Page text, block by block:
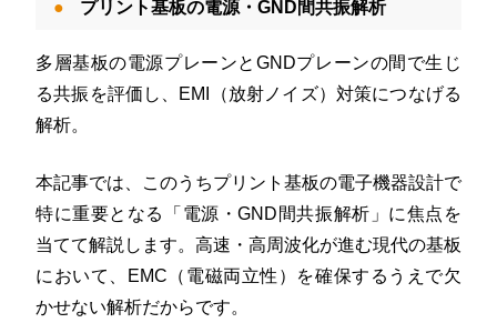
プリント基板の電源・GND間共振解析
多層基板の電源プレーンとGNDプレーンの間で生じ
る共振を評価し、EMI（放射ノイズ）対策につなげる
解析。
本記事では、このうちプリント基板の電子機器設計で
特に重要となる「電源・GND間共振解析」に焦点を
当てて解説します。高速・高周波化が進む現代の基板
において、EMC（電磁両立性）を確保するうえで欠
かせない解析だからです。